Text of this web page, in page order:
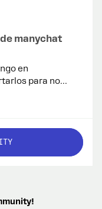
manychat
en
para no
ayudarme?